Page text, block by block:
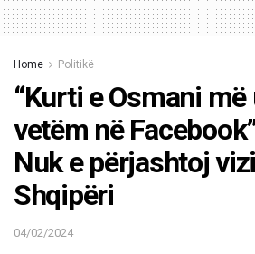
Home Politikë
“Kurti e Osmani më
vetëm në
Nuk e përjashtoj
Shqipëri
04/02/2024